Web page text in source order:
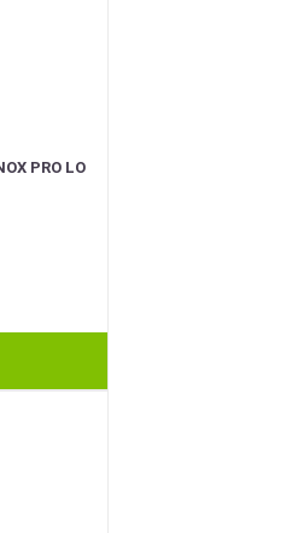
PRO LO